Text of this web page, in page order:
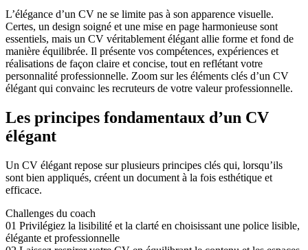
L’élégance d’un CV ne se limite pas à son apparence visuelle.
Certes, un design soigné et une mise en page harmonieuse sont
essentiels, mais un CV véritablement élégant allie forme et fond de
manière équilibrée. Il présente vos compétences, expériences et
réalisations de façon claire et concise, tout en reflétant votre
personnalité professionnelle. Zoom sur les éléments clés d’un CV
élégant qui convainc les recruteurs de votre valeur professionnelle.
Les principes fondamentaux d’un CV
élégant
Un CV élégant repose sur plusieurs principes clés qui, lorsqu’ils
sont bien appliqués, créent un document à la fois esthétique et
efficace.
Challenges du coach
01 Privilégiez la lisibilité et la clarté en choisissant une police lisible,
élégante et professionnelle